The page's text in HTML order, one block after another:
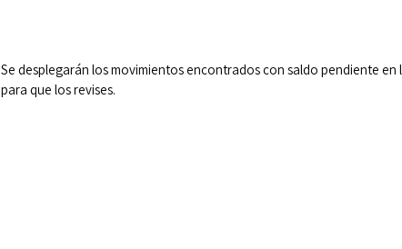
Se desplegarán los movimientos encontrados con saldo pendiente en
para que los revises.